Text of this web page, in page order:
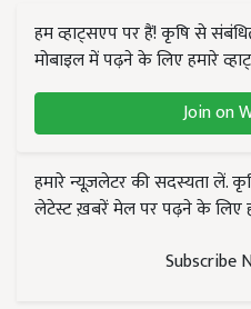
हम व्हाट्सएप पर हैं! कृषि से
मोबाइल में पढ़ने के लिए हमारे
Join on
हमारे न्यूज़लेटर की सदस्यता लें.
लेटेस्ट ख़बरें मेल पर पढ़ने के लिए
Subscribe